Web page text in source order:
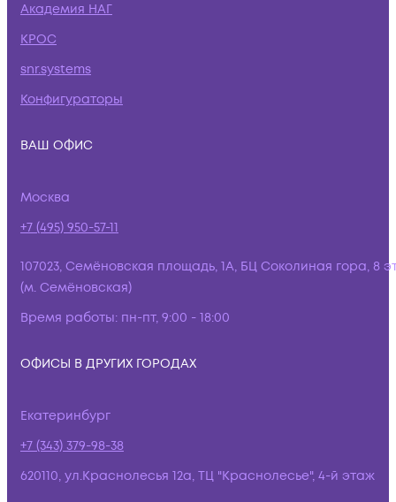
Академия НАГ
КРОС
snr.systems
Конфигураторы
ВАШ ОФИС
Москва
+7 (495) 950-57-11
107023, Семёновская площадь, 1А, БЦ Соколиная гора, 8
(м. Семёновская)
Время работы: пн-пт, 9:00 - 18:00
ОФИСЫ В ДРУГИХ ГОРОДАХ
Екатеринбург
+7 (343) 379-98-38
620110, ул.Краснолесья 12а, ТЦ "Краснолесье", 4-й этаж